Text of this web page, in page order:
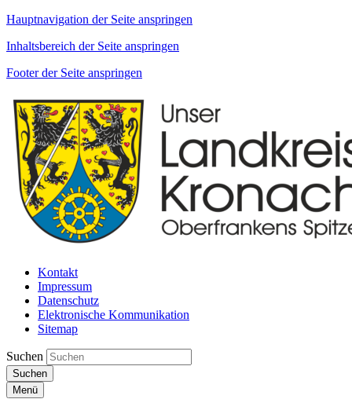
Hauptnavigation der Seite anspringen
Inhaltsbereich der Seite anspringen
Footer der Seite anspringen
Kontakt
Impressum
Datenschutz
Elektronische Kommunikation
Sitemap
Suchen
Suchen
Menü